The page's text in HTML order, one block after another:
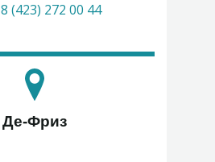
8 (423) 272 00 44
Де-Фриз